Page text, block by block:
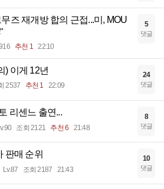
즈 재개방 합의 근접...미, MOU
추천 1 22:10
5
댓글
) 이게 12년
2537 추천 1 22:09
24
댓글
리센느 출연...
조회 2121 추천 6 21:48
8
댓글
판매 순위
Lv.87 조회 2187 21:43
10
댓글